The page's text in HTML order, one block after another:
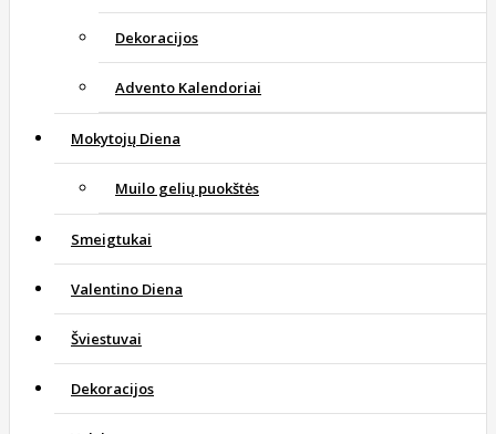
Dekoracijos
Advento Kalendoriai
Mokytojų Diena
Muilo gelių puokštės
Smeigtukai
Valentino Diena
Šviestuvai
Dekoracijos